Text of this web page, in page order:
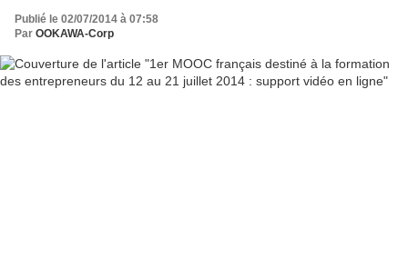
Publié le 02/07/2014 à 07:58
Par OOKAWA-Corp